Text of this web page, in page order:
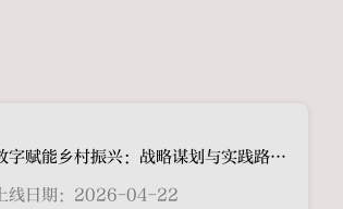
数字赋能乡村振兴：战略谋划与实践路径：战略背景与意义
上线日期：2026-04-22